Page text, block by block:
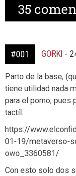
35
#001 GORKI -
Parto de la base,
tiene utilidad nada
para el porno, pues
tactíl.
https://
01-19/metaverso-
owo_3360581/
Con esto solo dos